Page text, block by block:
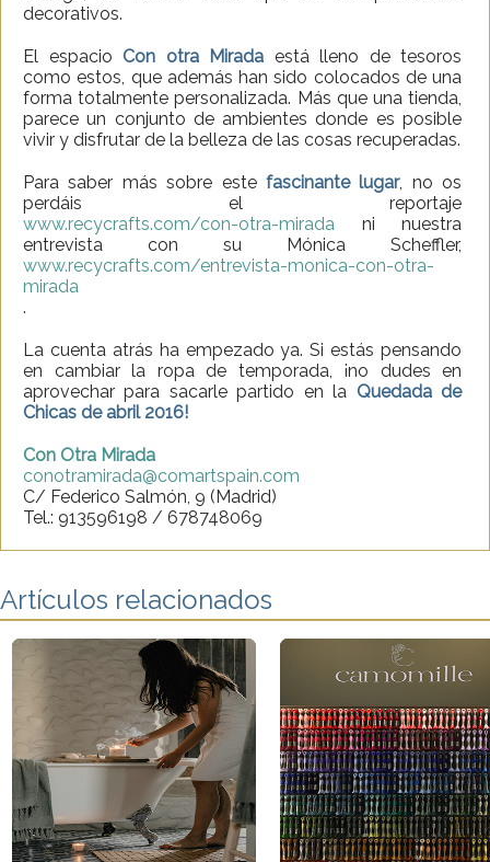
decorativos.
El espacio Con otra Mirada está lleno de tesoros
como estos, que además han sido colocados de una
forma totalmente personalizada. Más que una tienda,
parece un conjunto de ambientes donde es posible
vivir y disfrutar de la belleza de las cosas recuperadas.
Para saber más sobre este fascinante lugar, no os
perdáis el reportaje
www.recycrafts.com/con-otra-mirada ni nuestra
entrevista con su Mónica Scheffler,
www.recycrafts.com/entrevista-monica-con-otra-
mirada
.
La cuenta atrás ha empezado ya. Si estás pensando
en cambiar la ropa de temporada, ¡no dudes en
aprovechar para sacarle partido en la Quedada de
Chicas de abril 2016!
Con Otra Mirada
conotramirada@comartspain.com
C/ Federico Salmón, 9 (Madrid)
Tel.: 913596198 / 678748069
Artículos relacionados